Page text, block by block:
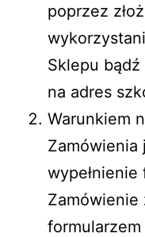
poprzez
Sklepu
na adres
Warunkiem
Zamówienia
wypełnienie
Zamówienie